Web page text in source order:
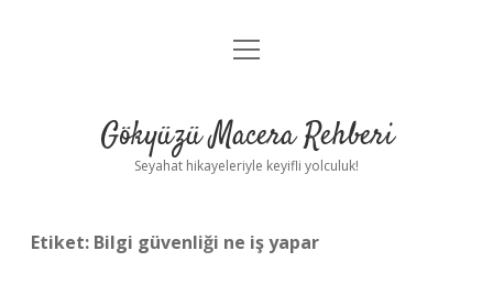
Anasayfa
Yasal Uyarı
menüyü
Gökyüzü Macera Rehberi
Seyahat hikayeleriyle keyifli yolculuk!
Etiket: Bilgi güvenliği ne iş yapar